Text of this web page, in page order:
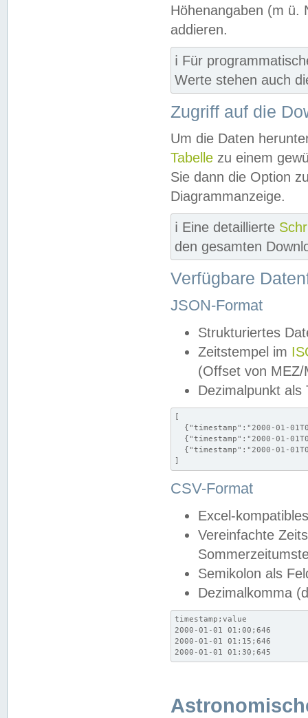
Höhenangaben (m ü.
addieren.
ℹ️ Für
Werte stehen auch
Zugriff auf die
Um die Daten
Tabelle zu einem
Sie dann die Option
Diagrammanzeige.
ℹ️ Eine detaillierte
den gesamten
Verfügbare
JSON-Format
Strukturiertes
Zeitstempel im
(Offset von MEZ/
Dezimalpunkt als
[
{"timestamp":"2000-01-
{"timestamp":"2000-01-
{"timestamp":"2000-01-
]
CSV-Format
Excel-
Vereinfachte
Semikolon als
Dezimalkomma
timestamp;value
2000-01-01 01:00;646
2000-01-01 01:15;646
2000-01-01 01:30;645